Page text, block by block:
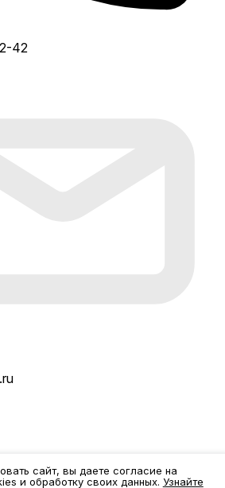
42
сайт, вы даете согласие на
и обработку своих данных. Узнайте